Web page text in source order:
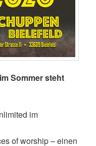
Sommer steht
im
of worship – einen